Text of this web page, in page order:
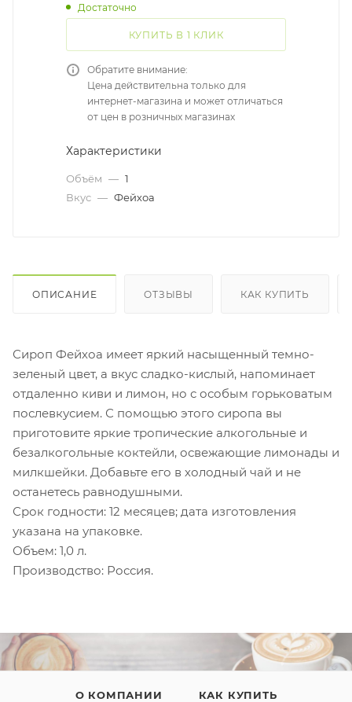
Достаточно
КУПИТЬ В 1 КЛИК
Обратите внимание:
Цена действительна только для
интернет-магазина и может отличаться
от цен в розничных магазинах
Характеристики
Объём — 1
Вкус — Фейхоа
ОПИСАНИЕ ОТЗЫВЫ КАК КУПИТЬ
Сироп Фейхоа имеет яркий насыщенный темно-
зеленый цвет, а вкус сладко-кислый, напоминает
отдаленно киви и лимон, но с особым горьковатым
послевкусием. С помощью этого сиропа вы
приготовите яркие тропические алкогольные и
безалкогольные коктейли, освежающие лимонады и
милкшейки. Добавьте его в холодный чай и не
останетесь равнодушными.
Срок годности: 12 месяцев; дата изготовления
указана на упаковке.
Объем: 1,0 л.
Производство: Россия.
О КОМПАНИИ КАК КУПИТЬ